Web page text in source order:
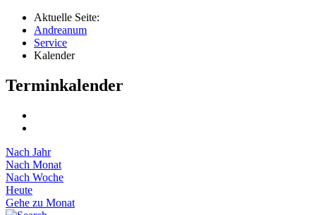
Aktuelle Seite:
Andreanum
Service
Kalender
Terminkalender
Nach Jahr
Nach Monat
Nach Woche
Heute
Gehe zu Monat